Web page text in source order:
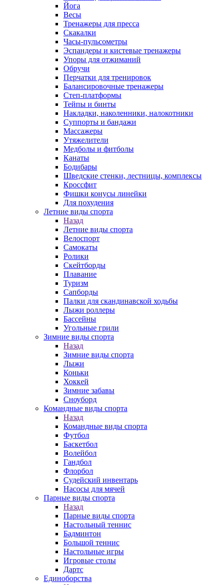
Йога
Весы
Тренажеры для пресса
Скакалки
Часы-пульсометры
Эспандеры и кистевые тренажеры
Упоры для отжиманий
Обручи
Перчатки для тренировок
Балансировочные тренажеры
Степ-платформы
Тейпы и бинты
Накладки, наколенники, налокотники
Суппорты и бандажи
Массажеры
Утяжелители
Медболы и фитболы
Канаты
Бодибары
Шведские стенки, лестницы, комплексы
Кроссфит
Фишки конусы линейки
Для похудения
Летние виды спорта
Назад
Летние виды спорта
Велоспорт
Самокаты
Ролики
Скейтборды
Плавание
Туризм
Сапборды
Палки для скандинавской ходьбы
Лыжи роллеры
Бассейны
Угольные грили
Зимние виды спорта
Назад
Зимние виды спорта
Лыжи
Коньки
Хоккей
Зимние забавы
Сноуборд
Командные виды спорта
Назад
Командные виды спорта
Футбол
Баскетбол
Волейбол
Гандбол
Флорбол
Судейский инвентарь
Насосы для мячей
Парные виды спорта
Назад
Парные виды спорта
Настольный теннис
Бадминтон
Большой теннис
Настольные игры
Игровые столы
Дартс
Единоборства